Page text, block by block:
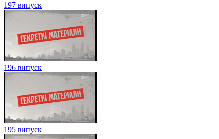
197 випуск
196 випуск
195 випуск